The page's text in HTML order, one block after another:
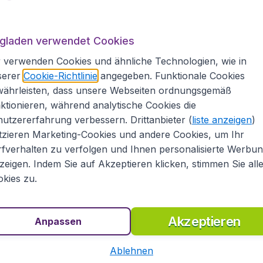
Sie unser umfangreiches Angebot an
anderen internationalen Destinationen.
an Flugpreisen von vielen bekannten
unf Air Berlin, aber auch von vielen
Airways, Lufthansa, SWISS oder KLM. In
in einem Überblick unsere günstigsten
nach Rabaul schnell und bequem online
Ihrem Reisebudget!
sondern auch günstige Hotels und Mietwagen
Mitarbeiter beraten Sie gerne und helfen Ihnen,
Ihrer Reise.
verwendet Cookies
verwenden Cookies und ähnliche Technologien, wie in
Cookie-Richtlinieangegeben. Funktionale Cookies
dass unsere Webseiten ordnungsgemäß
während analytische Cookies die
verbessern. Drittanbieter (liste anzeigen)
Marketing-Cookies und andere Cookies, um Ihr
zu verfolgen und Ihnen personalisierte
Indem Sie auf Akzeptieren klicken, stimmen Sie
zu.
Akzeptieren
Anpassen
Ablehnen